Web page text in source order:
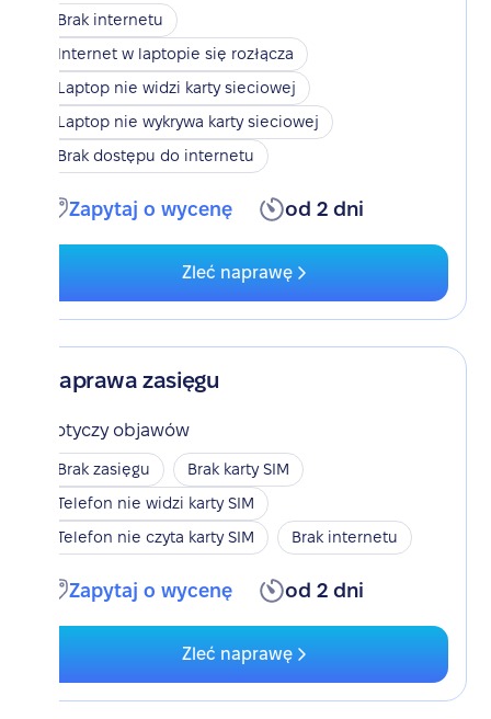
Brak internetu
Internet w laptopie się rozłącza
Laptop nie widzi karty sieciowej
Laptop nie wykrywa karty sieciowej
Brak dostępu do internetu
Zapytaj o wycenę od 2 dni
Zleć naprawę
Naprawa zasięgu
Dotyczy objawów
Brak zasięgu
Brak karty SIM
Telefon nie widzi karty SIM
Telefon nie czyta karty SIM
Brak internetu
Zapytaj o wycenę od 2 dni
Zleć naprawę